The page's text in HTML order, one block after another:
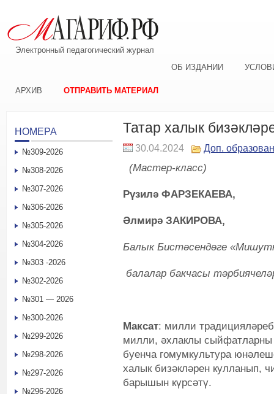
Электронный педагогический журнал
ОБ ИЗДАНИИ
АРХИВ ОТПРАВИТЬ МАТЕРИАЛ
Татар халык
30.04.2024 Доп.
(Мастер-класс)
Рүзилә ФАРЗЕКАЕВА,
Әлмирә ЗАКИРОВА,
Балык Бистәсендәге
балалар бакчасы
Максат: милли
милли, әхлаклы
буенча гомумкультура
халык бизәкләрен кулланып,
барышын күрсәтү.
НОМЕРА
№309-2026
№308-2026
№307-2026
№306-2026
№305-2026
№304-2026
№303 -2026
№302-2026
№301 — 2026
№300-2026
№299-2026
№298-2026
№297-2026
№296-2026